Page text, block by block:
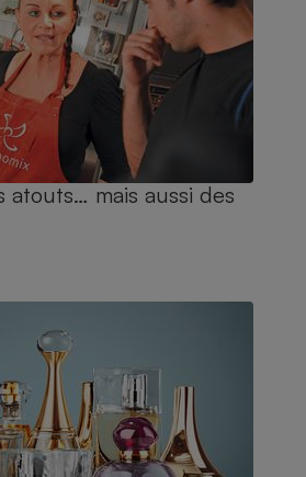
atouts… mais aussi des